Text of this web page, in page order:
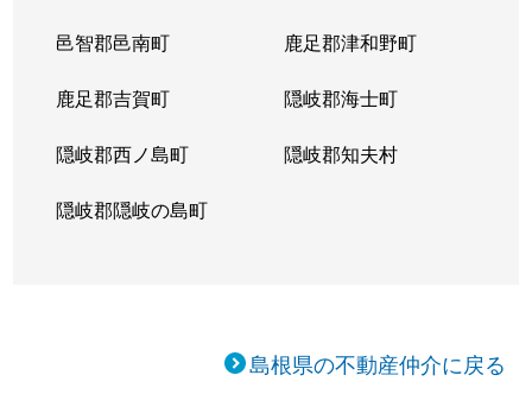
邑智郡邑南町 鹿足郡津和野町
鹿足郡吉賀町 隠岐郡海士町
隠岐郡西ノ島町 隠岐郡知夫村
隠岐郡隠岐の島町
島根県の不動産仲介に戻る